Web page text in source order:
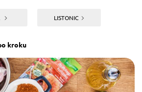
LISTONIC
kroku